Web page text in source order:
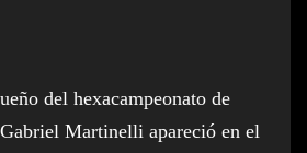
del hexacampeonato de
Martinelli apareció en el